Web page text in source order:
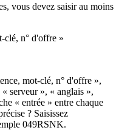
vous devez saisir au moins
clé, n° d'offre »
mot-clé, n° d'offre »,
serveur », « anglais »,
« entrée » entre chaque
? Saisissez
049RSNK.